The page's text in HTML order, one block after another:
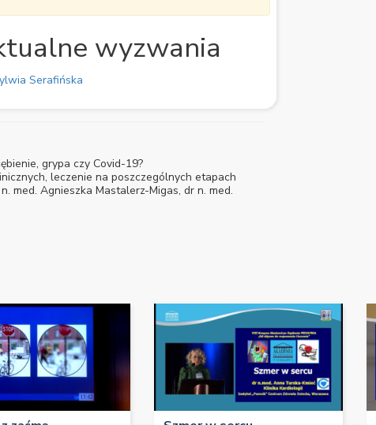
wyzwania
Serafińska
grypa czy Covid-19?
leczenie na poszczególnych etapach
med. Agnieszka Mastalerz-Migas, dr n. med.